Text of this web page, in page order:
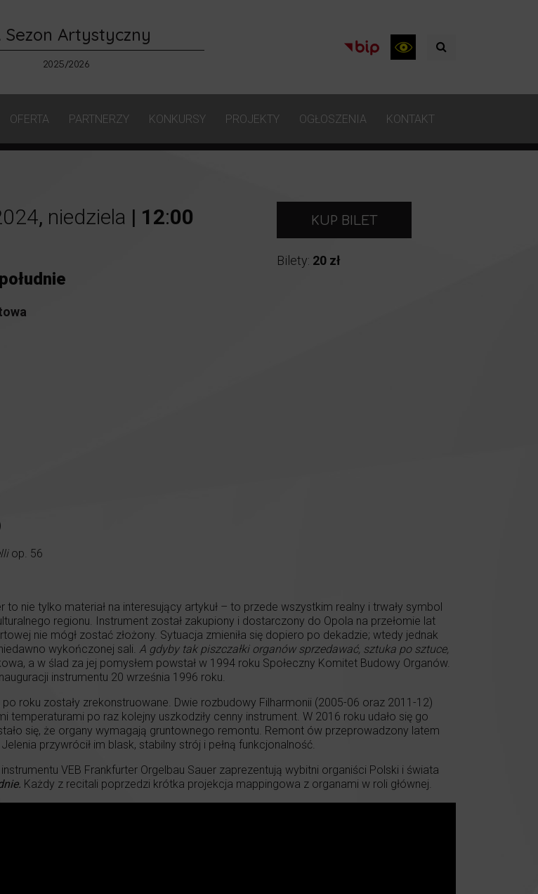
Sezon Artystyczny
2025/2026
OFERTA PARTNERZY KONKURSY PROJEKTY OGŁOSZENIA KONTAKT
, niedziela | 12:00 KUP BILET
Bilety: 20 zł
op. 56
nie tylko materiał na interesujący artykuł – to przede wszystkim realny i trwały symbol
regionu. Instrument został zakupiony i dostarczony do Opola na przełomie lat
nie mógł zostać złożony. Sytuacja zmieniła się dopiero po dekadzie; wtedy jednak
wykończonej sali. A gdyby tak piszczałki organów sprzedawać, sztuka po sztuce,
a w ślad za jej pomysłem powstał w 1994 roku Społeczny Komitet Budowy Organów.
instrumentu 20 września 1996 roku.
roku zostały zrekonstruowane. Dwie rozbudowy Filharmonii (2005-06 oraz 2011-12)
po raz kolejny uszkodziły cenny instrument. W 2016 roku udało się go
się, że organy wymagają gruntownego remontu. Remont ów przeprowadzony latem
przywrócił im blask, stabilny strój i pełną funkcjonalność.
VEB Frankfurter Orgelbau Sauer zaprezentują wybitni organiści Polski i świata
Każdy z recitali poprzedzi krótka projekcja mappingowa z organami w roli głównej.